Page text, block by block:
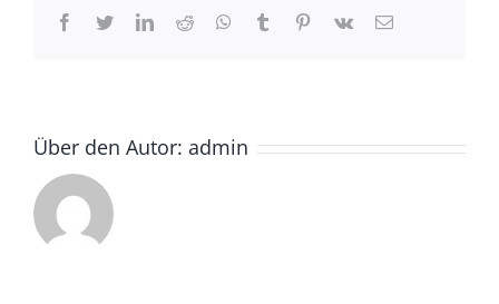
Facebook
TwitterLinkedIn
Reddit Whatsapp
Tumblr Pinterest
Vk Email
Über den Autor: admin